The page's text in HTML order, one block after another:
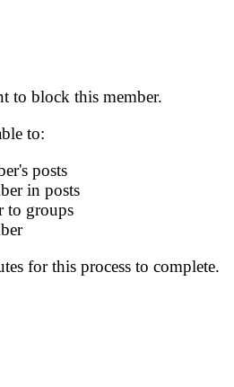
to block this member.
to:
posts
in posts
to groups
for this process to complete.